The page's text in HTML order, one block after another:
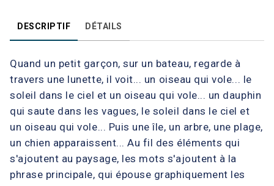
DESCRIPTIF DÉTAILS
Quand un petit garçon, sur un bateau, regarde à
travers une lunette, il voit... un oiseau qui vole... le
soleil dans le ciel et un oiseau qui vole... un dauphin
qui saute dans les vagues, le soleil dans le ciel et
un oiseau qui vole... Puis une île, un arbre, une plage,
un chien apparaissent... Au fil des éléments qui
s'ajoutent au paysage, les mots s'ajoutent à la
phrase principale, qui épouse graphiquement les